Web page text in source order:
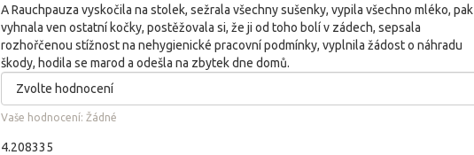
A Rauchpauza vyskočila na stolek, sežrala všechny sušenky, vypila všechno mléko, pak
vyhnala ven ostatní kočky, postěžovala si, že ji od toho bolí v zádech, sepsala
rozhořčenou stížnost na nehygienické pracovní podmínky, vyplnila žádost o náhradu
škody, hodila se marod a odešla na zbytek dne domů.
Vaše hodnocení: Žádné
4.208335